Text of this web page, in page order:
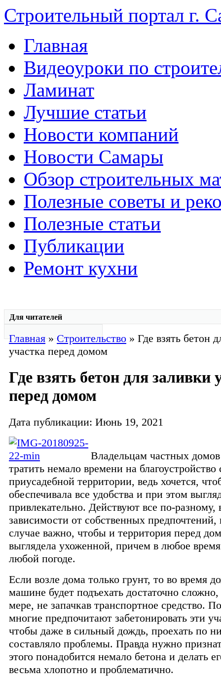
Строительный портал г.
Главная
Видеоуроки по
Ламинат
Лучшие статьи
Новости компаний
Новости Самары
Обзор строительных
Полезные советы и
Полезные статьи
Публикации
Ремонт кухни
Для читателей
Главная»Строительство » Где взять бетон
участка перед домом
Где взять бетон для заливки
перед домом
Дата публикации: Июнь 19, 2021
Владельцам частных
тратить немало времени на благоустройство
приусадебной территории, ведь хочется,
обеспечивала все удобства и при этом
привлекательно. Действуют все по-разному,
зависимости от собственных
случае важно, чтобы и территория перед
выглядела ухоженной, причем в любое
любой погоде.
Если возле дома только грунт, то во время
машине будет подъехать достаточно
мере, не запачкав транспортное средство.
многие предпочитают забетонировать эти
чтобы даже в сильный дождь, проехать по
составляло проблемы. Правда нужно
этого понадобится немало бетона и делать
весьма хлопотно и проблематично.